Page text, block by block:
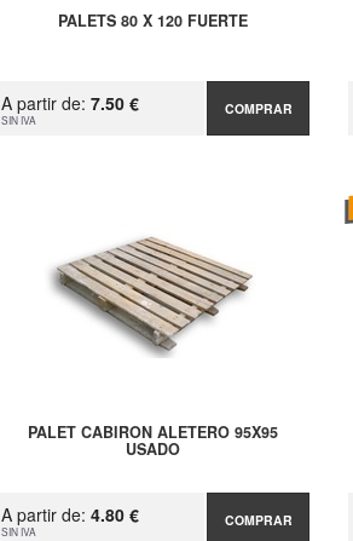
PALETS 80 X 120 FUERTE
A partir de: 7.50 €
SIN IVA
COMPRAR
PALET CABIRON ALETERO 95X95
USADO
A partir de: 4.80 €
SIN IVA
COMPRAR